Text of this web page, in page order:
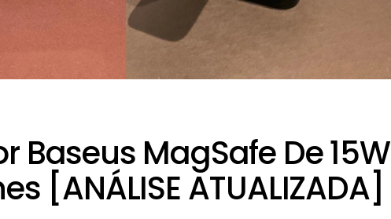
Baseus MagSafe De 15W
[ANÁLISE ATUALIZADA]